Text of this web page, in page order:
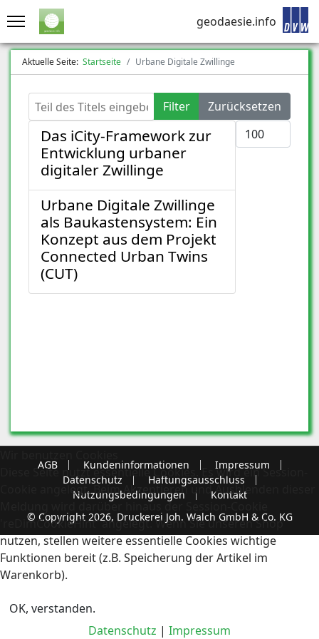
geodaesie.info
Aktuelle Seite: Startseite Urbane Digitale Zwillinge
Teil des Titels eingeben Filter
Zurücksetzen
Anzeige #
Das iCity-Framework zur
Entwicklung urbaner
digitaler Zwillinge
Urbane Digitale Zwillinge
als Baukastensystem: Ein
Konzept aus dem Projekt
Connected Urban Twins
(CUT)
AGB Kundeninformationen
Impressum
Datenschutz
Haftungsausschluss
Nutzungsbedingungen
Kontakt
© Copyright 2026, Druckerei Joh. Walch GmbH & Co. KG
Diese Seite nutzt essentielle Cookies. Es wird ein Session-
Cookie angelegt. Beim Akzeptieren und Ausblenden dieser
Meldung wird darüber hinaus der Session-Cookie
'reDimCookieHint' angelegt. Wenn Sie unseren Shop
nutzen, stellen weitere essentielle Cookies wichtige
Funktionen bereit (z.B. Speicherung der Artikel im
Warenkorb).
OK, verstanden.
Datenschutz | Impressum